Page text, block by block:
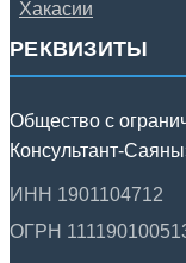
РЕКВИЗИТЫ
Общество с
Консультант-
ИНН 1901104712
ОГРН